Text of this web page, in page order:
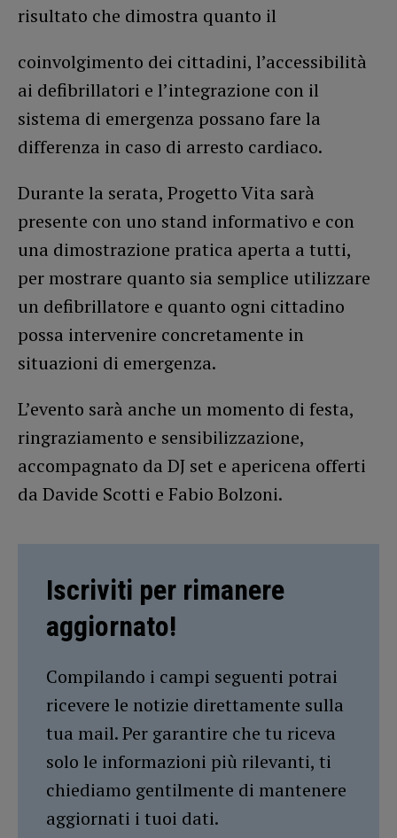
risultato che dimostra quanto il
coinvolgimento dei cittadini, l’accessibilità
ai defibrillatori e l’integrazione con il
sistema di emergenza possano fare la
differenza in caso di arresto cardiaco.
Durante la serata, Progetto Vita sarà
presente con uno stand informativo e con
una dimostrazione pratica aperta a tutti,
per mostrare quanto sia semplice utilizzare
un defibrillatore e quanto ogni cittadino
possa intervenire concretamente in
situazioni di emergenza.
L’evento sarà anche un momento di festa,
ringraziamento e sensibilizzazione,
accompagnato da DJ set e apericena offerti
da Davide Scotti e Fabio Bolzoni.
Iscriviti per rimanere
aggiornato!
Compilando i campi seguenti potrai
ricevere le notizie direttamente sulla
tua mail. Per garantire che tu riceva
solo le informazioni più rilevanti, ti
chiediamo gentilmente di mantenere
aggiornati i tuoi dati.